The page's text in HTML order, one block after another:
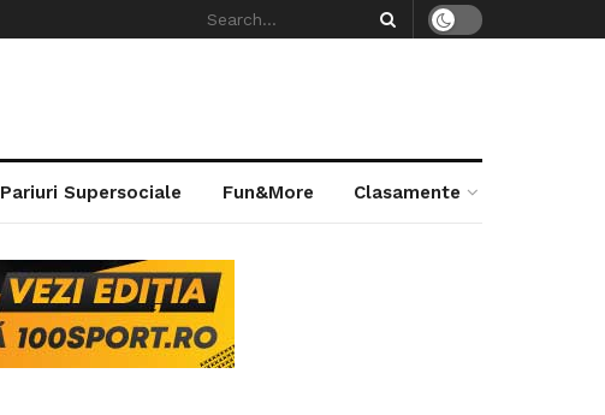
Pariuri Supersociale Fun&More Clasamente